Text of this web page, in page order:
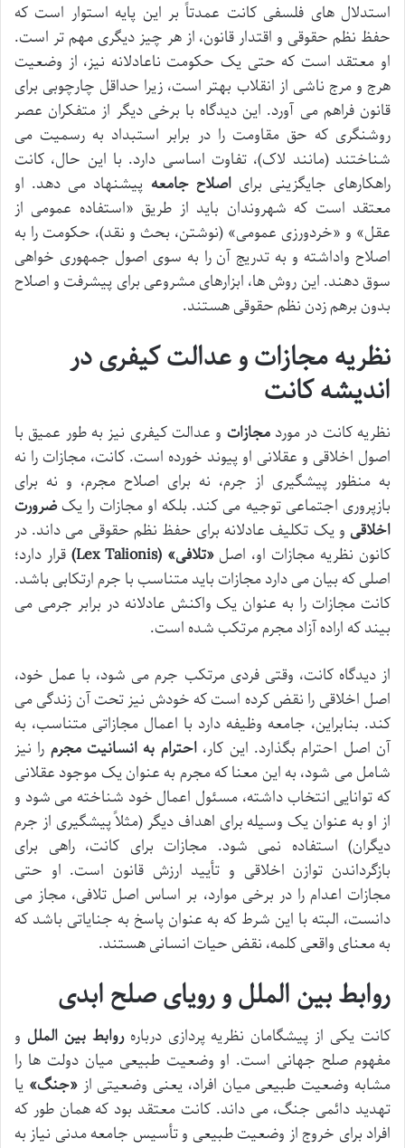
استدلال های فلسفی کانت عمدتاً بر این پایه استوار است که
حفظ نظم حقوقی و اقتدار قانون، از هر چیز دیگری مهم تر است.
او معتقد است که حتی یک حکومت ناعادلانه نیز، از وضعیت
هرج و مرج ناشی از انقلاب بهتر است، زیرا حداقل چارچوبی برای
قانون فراهم می آورد. این دیدگاه با برخی دیگر از متفکران عصر
روشنگری که حق مقاومت را در برابر استبداد به رسمیت می
شناختند (مانند لاک)، تفاوت اساسی دارد. با این حال، کانت
راهکارهای جایگزینی برایاصلاح جامعه پیشنهاد می دهد. او
معتقد است که شهروندان باید از طریق «استفاده عمومی از
عقل» و «خردورزی عمومی» (نوشتن، بحث و نقد)، حکومت را به
اصلاح واداشته و به تدریج آن را به سوی اصول جمهوری خواهی
سوق دهند. این روش ها، ابزارهای مشروعی برای پیشرفت و اصلاح
بدون برهم زدن نظم حقوقی هستند.
نظریه مجازات و عدالت کیفری در
اندیشه کانت
نظریه کانت در موردمجازات و عدالت کیفری نیز به طور عمیق با
اصول اخلاقی و عقلانی او پیوند خورده است. کانت، مجازات را نه
به منظور پیشگیری از جرم، نه برای اصلاح مجرم، و نه برای
بازپروری اجتماعی توجیه می کند. بلکه او مجازات را یکضرورت
اخلاقی و یک تکلیف عادلانه برای حفظ نظم حقوقی می داند. در
کانون نظریه مجازات او، اصل«تلافی» (Lex Talionis)
قرار دارد؛
اصلی که بیان می دارد مجازات باید متناسب با جرم ارتکابی باشد.
کانت مجازات را به عنوان یک واکنش عادلانه در برابر جرمی می
بیند که اراده آزاد مجرم مرتکب شده است.
از دیدگاه کانت، وقتی فردی مرتکب جرم می شود، با عمل خود،
اصل اخلاقی را نقض کرده است که خودش نیز تحت آن زندگی می
کند. بنابراین، جامعه وظیفه دارد با اعمال مجازاتی متناسب، به
آن اصل احترام بگذارد. این کار،احترام به انسانیت مجرم را نیز
شامل می شود، به این معنا که مجرم به عنوان یک موجود عقلانی
که توانایی انتخاب داشته، مسئول اعمال خود شناخته می شود و
از او به عنوان یک وسیله برای اهداف دیگر (مثلاً پیشگیری از جرم
دیگران) استفاده نمی شود. مجازات برای کانت، راهی برای
بازگرداندن توازن اخلاقی و تأیید ارزش قانون است. او حتی
مجازات اعدام را در برخی موارد، بر اساس اصل تلافی، مجاز می
دانست، البته با این شرط که به عنوان پاسخ به جنایاتی باشد که
به معنای واقعی کلمه، نقض حیات انسانی هستند.
روابط بین الملل و رویای صلح ابدی
کانت یکی از پیشگامان نظریه پردازی دربارهروابط بین الملل و
مفهوم صلح جهانی است. او وضعیت طبیعی میان دولت ها را
مشابه وضعیت طبیعی میان افراد، یعنی وضعیتی از«جنگ» یا
تهدید دائمی جنگ، می داند. کانت معتقد بود که همان طور که
افراد برای خروج از وضعیت طبیعی و تأسیس جامعه مدنی نیاز به